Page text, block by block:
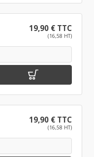
19,90 € TTC
(16,58 HT)
19,90 € TTC
(16,58 HT)